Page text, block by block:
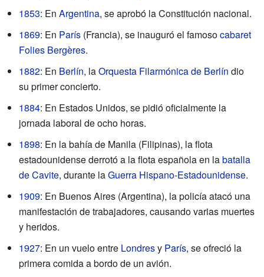
1853: En Argentina, se aprobó la Constitución nacional.
1869: En París (Francia), se inauguró el famosocabaret
Folies Bergères.
1882: En Berlín, laOrquesta Filarmónica de Berlín dio
su primer concierto.
1884: En Estados Unidos, se pidió oficialmente la
jornada laboral de ocho horas.
1898: En la bahía de Manila (Filipinas), la flota
estadounidense derrotó a la flota española en labatalla
de Cavite, durante laGuerra Hispano-Estadounidense.
1909: En Buenos Aires (Argentina), la policía atacó una
manifestación de trabajadores, causando varias muertes
y heridos.
1927: En un vuelo entre Londresy París, se ofreció la
primera comida a bordo de un avión.